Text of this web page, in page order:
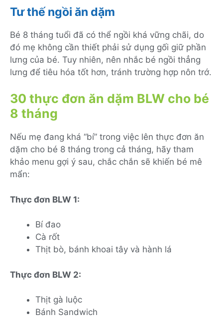
Tư thế ngồi ăn dặm
Bé 8 tháng tuổi đã có thể ngồi khá vững chãi, do
đó mẹ không cần thiết phải sử dụng gối giữ phần
lưng của bé. Tuy nhiên, nên nhắc bé ngồi thẳng
lưng để tiêu hóa tốt hơn, tránh trường hợp nôn trớ.
30 thực đơn ăn dặm BLW cho bé
8 tháng
Nếu mẹ đang khá “bí” trong việc lên thực đơn ăn
dặm cho bé 8 tháng trong cả tháng, hãy tham
khảo menu gợi ý sau, chắc chắn sẽ khiến bé mê
mẩn:
Thực đơn BLW 1:
Bí đao
Cà rốt
Thịt bò, bánh khoai tây và hành lá
Thực đơn BLW 2:
Thịt gà luộc
Bánh Sandwich